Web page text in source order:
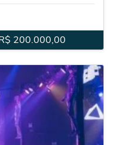
200.000,00